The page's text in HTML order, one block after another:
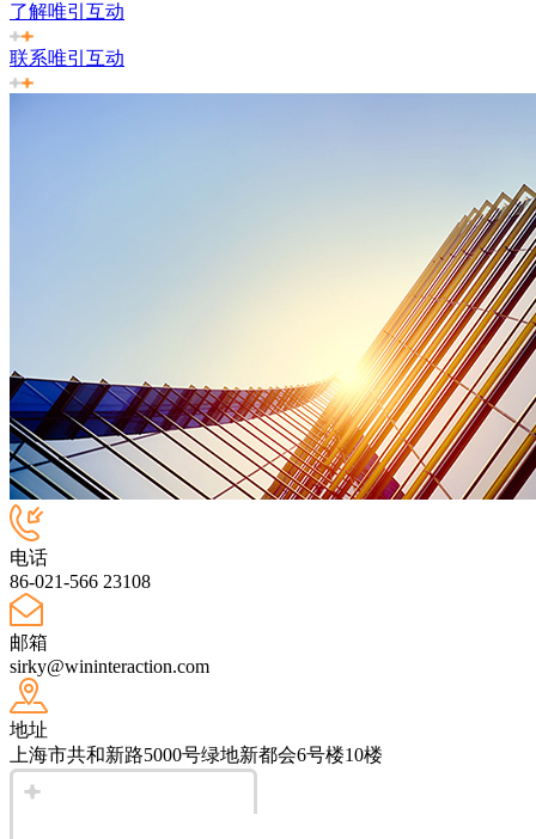
了解唯引互动
联系唯引互动
电话
86-021-566 23108
邮箱
sirky@wininteraction.com
地址
上海市共和新路5000号绿地新都会6号楼10楼